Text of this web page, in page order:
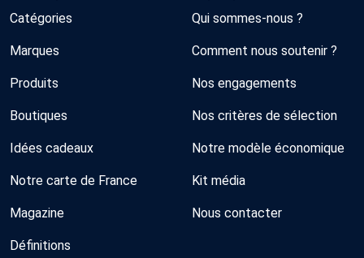
Catégories
Marques
Produits
Boutiques
Idées cadeaux
Notre carte de France
Magazine
Définitions
Qui sommes-nous ?
Comment nous soutenir ?
Nos engagements
Nos critères de sélection
Notre modèle économique
Kit média
Nous contacter